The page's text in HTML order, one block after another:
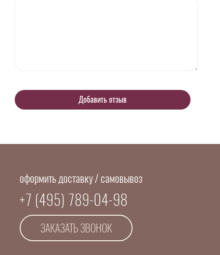
оформить доставку / самовывоз
+7 (495) 789-04-98
ЗАКАЗАТЬ ЗВОНОК